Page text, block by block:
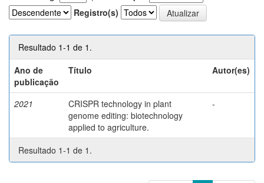
Registro(s)
Resultado 1-1 de 1.
Ano de
publicação
Título Autor(es)
2021
CRISPR technology in plant
genome editing: biotechnology
applied to agriculture.
-
Resultado 1-1 de 1.